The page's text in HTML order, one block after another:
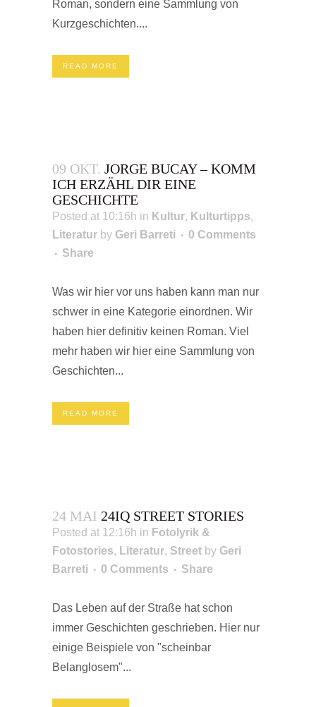
Roman, sondern eine Sammlung von
Kurzgeschichten....
READ MORE
09 OKT. JORGE BUCAY – KOMM
ICH ERZÄHL DIR EINE
GESCHICHTE
Posted at 10:16h in Kultur, Kulturtipps,
Literatur by Geri Barreti
0 Comments
Share
Was wir hier vor uns haben kann man nur
schwer in eine Kategorie einordnen. Wir
haben hier definitiv keinen Roman. Viel
mehr haben wir hier eine Sammlung von
Geschichten...
READ MORE
24 MAI 24IQ STREET STORIES
Posted at 12:16h in Fotolyrik &
Fotostories, Literatur, Street by Geri
Barreti
0 Comments Share
Das Leben auf der Straße hat schon
immer Geschichten geschrieben. Hier nur
einige Beispiele von "scheinbar
Belanglosem"...